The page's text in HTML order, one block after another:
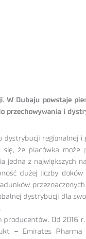
W Dubaju powstaje
przechowywania i
regionalnej i
że placówka może
jedna z największych
dużej liczby doków
dystrybucji dla
Od 2016
– Emirates Pharma